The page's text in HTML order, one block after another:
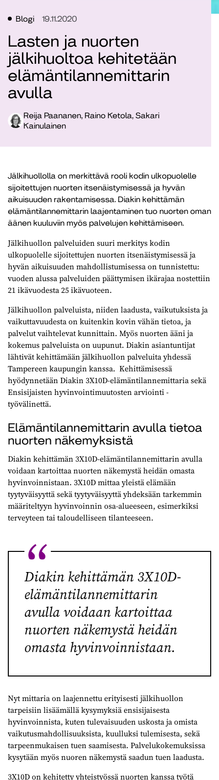
Blogi 19.11.2020
Lasten ja nuorten
jälkihuoltoa kehitetään
elämäntilannemittarin
avulla
Reija Paananen, Raino Ketola, Sakari
Kainulainen
Jälkihuollolla on merkittävä rooli kodin ulkopuolelle
sijoitettujen nuorten itsenäistymisessä ja hyvän
aikuisuuden rakentamisessa. Diakin kehittämän
elämäntilannemittarin laajentaminen tuo nuorten oman
äänen kuuluviin myös palvelujen kehittämiseen.
Jälkihuollon palveluiden suuri merkitys kodin
ulkopuolelle sijoitettujen nuorten itsenäistymisessä ja
hyvän aikuisuuden mahdollistumisessa on tunnistettu:
vuoden alussa palveluiden päättymisen ikärajaa nostettiin
21 ikävuodesta 25 ikävuoteen.
Jälkihuollon palveluista, niiden laadusta, vaikutuksista ja
vaikuttavuudesta on kuitenkin kovin vähän tietoa, ja
palvelut vaihtelevat kunnittain. Myös nuorten ääni ja
kokemus palveluista on uupunut. Diakin asiantuntijat
lähtivät kehittämään jälkihuollon palveluita yhdessä
Tampereen kaupungin kanssa. Kehittämisessä
hyödynnetään Diakin 3X10D-elämäntilannemittaria sekä
Ensisijaisten hyvinvointimuutosten arviointi -
työvälinettä.
Elämäntilannemittarin avulla tietoa
nuorten näkemyksistä
Diakin kehittämän 3X10D-elämäntilannemittarin avulla
voidaan kartoittaa nuorten näkemystä heidän omasta
hyvinvoinnistaan. 3X10D mittaa yleistä elämään
tyytyväisyyttä sekä tyytyväisyyttä yhdeksään tarkemmin
määriteltyyn hyvinvoinnin osa-alueeseen, esimerkiksi
terveyteen tai taloudelliseen tilanteeseen.
Diakin kehittämän 3X10D-
elämäntilannemittarin
avulla voidaan kartoittaa
nuorten näkemystä heidän
omasta hyvinvoinnistaan.
Nyt mittaria on laajennettu erityisesti jälkihuollon
tarpeisiin lisäämällä kysymyksiä ensisijaisesta
hyvinvoinnista, kuten tulevaisuuden uskosta ja omista
vaikutusmahdollisuuksista, kuulluksi tulemisesta, sekä
tarpeenmukaisen tuen saamisesta. Palvelukokemuksissa
kysytään myös nuoren näkemystä saadun tuen laadusta.
3X10D on kehitetty yhteistyössä nuorten kanssa työtä